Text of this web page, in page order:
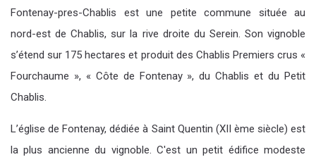
Fontenay-pres-Chablis est une petite commune située au
nord-est de Chablis, sur la rive droite du Serein. Son vignoble
s’étend sur 175 hectares et produit des Chablis Premiers crus «
Fourchaume », « Côte de Fontenay », du Chablis et du Petit
Chablis.
L’église de Fontenay, dédiée à Saint Quentin (XII ème siècle) est
la plus ancienne du vignoble. C'est un petit édifice modeste